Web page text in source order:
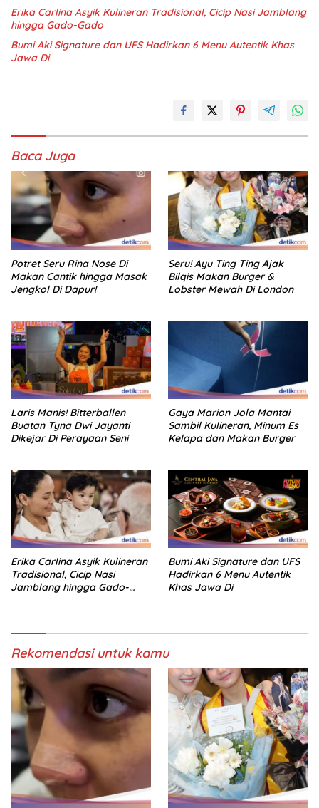
Erika Carlina Asyik Kulineran Tradisional, Cicip Nasi Jamblang
hingga Gado-Gado
Bumi Aki Signature dan UFS Hadirkan 6 Menu Autentik Khas
Jawa Di
Baca Juga
Potret Seru Rina Nose Di
Makan Cantik hingga Masak
Jengkol Di Dapur!
Seru! Ayu Ting Ting Ajak
Bilqis Makan Burger &
Lobster Mewah Di London
Laris Manis! Bitterballen
Buatan Tyna Dwi Jayanti
Dikejar Di Perayaan Seni
Gaya Marion Jola Mantai
Sambil Kulineran, Minum Es
Kelapa dan Makan Burger
Erika Carlina Asyik Kulineran
Tradisional, Cicip Nasi
Jamblang hingga Gado-
Bumi Aki Signature dan UFS
Hadirkan 6 Menu Autentik
Khas Jawa Di
Rekomendasi untuk kamu